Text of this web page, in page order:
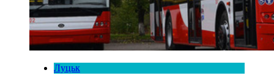
Луцьк